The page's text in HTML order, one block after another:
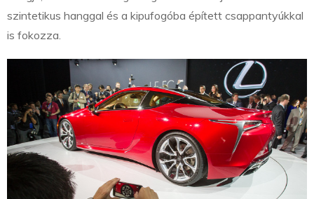
szintetikus hanggal és a kipufogóba épített csappantyúkkal
is fokozza.